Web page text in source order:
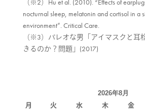
（※2）Hu et al. (2010). “Effects of
nocturnal sleep, melatonin and cortisol in a
environment”. Critical Care.
（※3）パレオな男「アイマスクと耳
きるのか？問題」(2017)
2026年8月
月 火 水 木 金